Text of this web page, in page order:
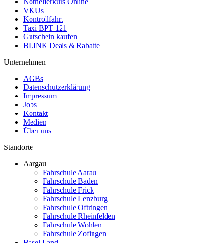
Nothelferkurs Online
VKUs
Kontrollfahrt
Taxi BPT 121
Gutschein kaufen
BLINK Deals & Rabatte
Unternehmen
AGBs
Datenschutzerklärung
Impressum
Jobs
Kontakt
Medien
Über uns
Standorte
Aargau
Fahrschule Aarau
Fahrschule Baden
Fahrschule Frick
Fahrschule Lenzburg
Fahrschule Oftringen
Fahrschule Rheinfelden
Fahrschule Wohlen
Fahrschule Zofingen